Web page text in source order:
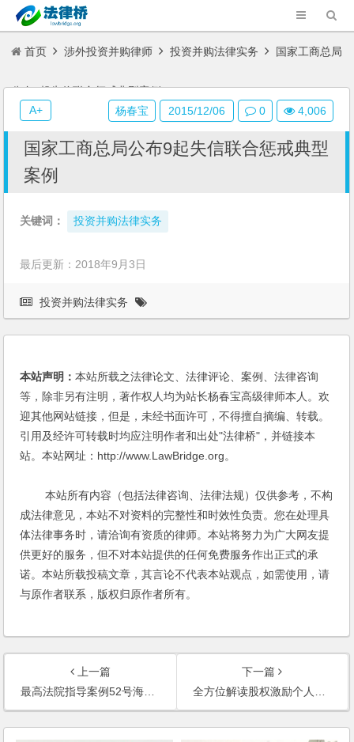
首页 涉外投资并购律师 投资并购法律实务 国家工商总局
公布9起失信联合惩戒典型案例
国家工商总局公布9起失信联合惩戒典型
案例
关键词： 投资并购法律实务
最后更新：2018年9月3日
杨春宝 2015/12/06 0 4,006
A+
投资并购法律实务
本站声明：本站所载之法律论文、法律评论、案例、法律咨询
等，除非另有注明，著作权人均为站长杨春宝高级律师本人。欢
迎其他网站链接，但是，未经书面许可，不得擅自摘编、转载。
引用及经许可转载时均应注明作者和出处"法律桥"，并链接本
站。本站网址：http://www.LawBridge.org。
本站所有内容（包括法律咨询、法律法规）仅供参考，不构
成法律意见，本站不对资料的完整性和时效性负责。您在处理具
体法律事务时，请洽询有资质的律师。本站将努力为广大网友提
供更好的服务，但不对本站提供的任何免费服务作出正式的承
诺。本站所载投稿文章，其言论不代表本站观点，如需使用，请
与原作者联系，版权归原作者所有。
上一篇
最高法院指导案例52号海南丰海粮油工业有限公司诉中国人民财产保险股份有限公司海南省分公司海上货物运输保险合同纠纷案
下一篇
全方位解读股权激励个人所得税新政